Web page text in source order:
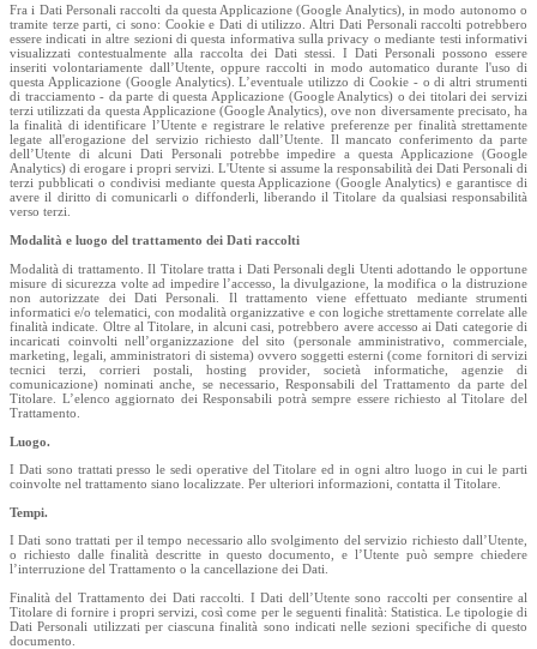
Fra i Dati Personali raccolti da questa Applicazione (Google Analytics), in modo autonomo o
tramite terze parti, ci sono: Cookie e Dati di utilizzo. Altri Dati Personali raccolti potrebbero
essere indicati in altre sezioni di questa informativa sulla privacy o mediante testi informativi
visualizzati contestualmente alla raccolta dei Dati stessi. I Dati Personali possono essere
inseriti volontariamente dall’Utente, oppure raccolti in modo automatico durante l'uso di
questa Applicazione (Google Analytics). L’eventuale utilizzo di Cookie - o di altri strumenti
di tracciamento - da parte di questa Applicazione (Google Analytics) o dei titolari dei servizi
terzi utilizzati da questa Applicazione (Google Analytics), ove non diversamente precisato, ha
la finalità di identificare l’Utente e registrare le relative preferenze per finalità strettamente
legate all'erogazione del servizio richiesto dall’Utente. Il mancato conferimento da parte
dell’Utente di alcuni Dati Personali potrebbe impedire a questa Applicazione (Google
Analytics) di erogare i propri servizi. L'Utente si assume la responsabilità dei Dati Personali di
terzi pubblicati o condivisi mediante questa Applicazione (Google Analytics) e garantisce di
avere il diritto di comunicarli o diffonderli, liberando il Titolare da qualsiasi responsabilità
verso terzi.
Modalità e luogo del trattamento dei Dati raccolti
Modalità di trattamento. Il Titolare tratta i Dati Personali degli Utenti adottando le opportune
misure di sicurezza volte ad impedire l’accesso, la divulgazione, la modifica o la distruzione
non autorizzate dei Dati Personali. Il trattamento viene effettuato mediante strumenti
informatici e/o telematici, con modalità organizzative e con logiche strettamente correlate alle
finalità indicate. Oltre al Titolare, in alcuni casi, potrebbero avere accesso ai Dati categorie di
incaricati coinvolti nell’organizzazione del sito (personale amministrativo, commerciale,
marketing, legali, amministratori di sistema) ovvero soggetti esterni (come fornitori di servizi
tecnici terzi, corrieri postali, hosting provider, società informatiche, agenzie di
comunicazione) nominati anche, se necessario, Responsabili del Trattamento da parte del
Titolare. L’elenco aggiornato dei Responsabili potrà sempre essere richiesto al Titolare del
Trattamento.
Luogo.
I Dati sono trattati presso le sedi operative del Titolare ed in ogni altro luogo in cui le parti
coinvolte nel trattamento siano localizzate. Per ulteriori informazioni, contatta il Titolare.
Tempi.
I Dati sono trattati per il tempo necessario allo svolgimento del servizio richiesto dall’Utente,
o richiesto dalle finalità descritte in questo documento, e l’Utente può sempre chiedere
l’interruzione del Trattamento o la cancellazione dei Dati.
Finalità del Trattamento dei Dati raccolti. I Dati dell’Utente sono raccolti per consentire al
Titolare di fornire i propri servizi, così come per le seguenti finalità: Statistica. Le tipologie di
Dati Personali utilizzati per ciascuna finalità sono indicati nelle sezioni specifiche di questo
documento.